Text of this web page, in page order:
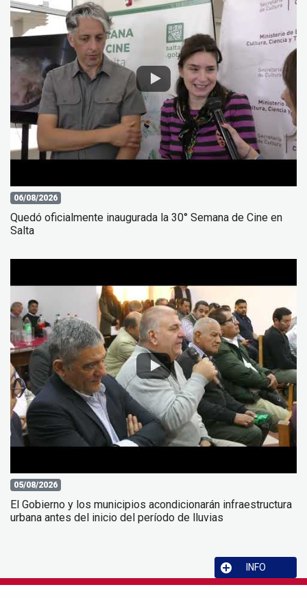
06/08/2026
Quedó oficialmente inaugurada la 30° Semana de Cine en
Salta
05/08/2026
El Gobierno y los municipios acondicionarán infraestructura
urbana antes del inicio del período de lluvias
INFO